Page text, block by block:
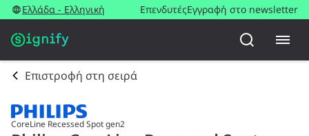
Ελλάδα - Ελληνική ΕπενδυτέςΕγγραφή στο newsletter
Επιστροφή στη σειρά
CoreLine Recessed Spot gen2